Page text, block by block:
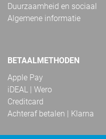
Duurzaamheid en sociaal
Algemene informatie
BETAALMETHODEN
Apple Pay
iDEAL | Wero
Creditcard
Achteraf betalen | Klarna